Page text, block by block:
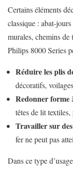
Certains éléments
classique : abat-
murales, chemins
Philips 8000 Series
Réduire les plis
décoratifs,
Redonner forme
têtes de lit textiles,
Travailler sur des
fer ne peut pas
Dans ce type